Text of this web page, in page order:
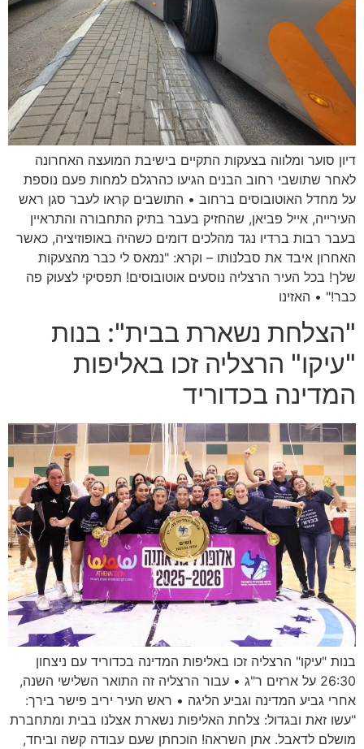
דיון סוער ומלווה בצעקות התקיים בישיבת המועצה האחרונה
לאחר שתושבי רחוב הבנים הגיעו כהרגלם למחות פעם נוספת
על מחדל האוטובוסים ברחוב • התושבים קראו לעבר סגן ראש
העירייה, אייל פביאן, שהחזיק בעבר בתיק התחבורה והתראיין
בעבר רבות ברדיו נגד מהלכים דומים כשהיה באופוזיציה, כאשר
האחרון איבד את סבלנותו – וקרא: "נמאס לי כבר מהצעקות
שלך! בכל העיר הרצליה נוסעים אוטובוסים! תפסיקי לצעוק פה
כבר!" • האזינו
"הצלחת נשארת בבית": בנות
"עיקו" הרצליה זכו באליפות
המדינה בכדוריד
בנות "עיקו" הרצליה זכו באליפות המדינה בכדוריד עם ניצחון
26:30 על ארזים ר"ג • עבור הרצליה זה התואר השלישי השנה,
אחרי גביע המדינה וגביע הליגה • ראש העיר יריב פישר בירך:
"עשו זאת ובגדול: צלחת האליפות נשארת אצלנו בבית ומתחברת
מושלם לדאבל. אתן השראה! הוכחתן שעם עבודה קשה וביחד,